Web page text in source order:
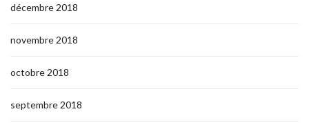
décembre 2018
novembre 2018
octobre 2018
septembre 2018